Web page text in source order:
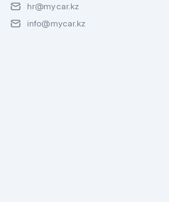
hr@mycar.kz
info@mycar.kz